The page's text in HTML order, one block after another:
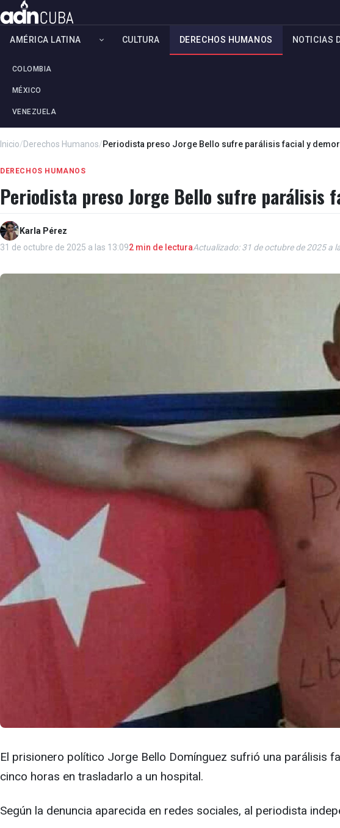
AMÉRICA LATINA
COLOMBIA
MÉXICO
VENEZUELA
CULTURA DERECHOS HUMANOS NOTICIAS
Inicio/Derechos Humanos/Periodista preso Jorge Bello sufre parálisis facial y
DERECHOS HUMANOS
Periodista preso Jorge Bello sufre parálisis
Karla Pérez
31 de octubre de 2025 a las 13:092 min de lecturaActualizado: 31 de octubre de 2025 a
El prisionero político Jorge Bello Domínguez sufrió una parálisis
cinco horas en trasladarlo a un hospital.
Según la denuncia aparecida en redes sociales, al periodista